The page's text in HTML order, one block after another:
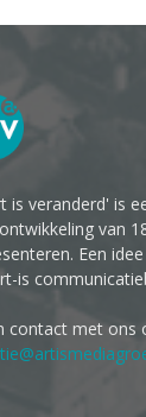
is veranderd' is
van
Een
is
contact met ons